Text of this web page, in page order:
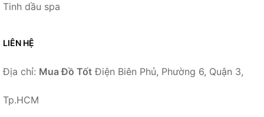
Tinh dầu spa
LIÊN HỆ
Địa chỉ: Mua Đồ Tốt Điện Biên Phủ, Phường 6, Quận 3,
Tp.HCM